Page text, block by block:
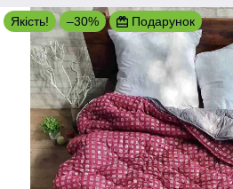
Якість! –30% Подарунок